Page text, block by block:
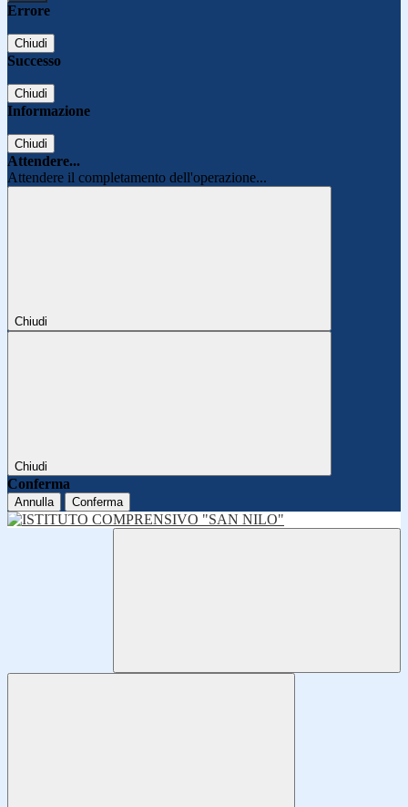
Errore
Chiudi
Successo
Chiudi
Informazione
Chiudi
Attendere...
Attendere il completamento dell'operazione...
Chiudi
Chiudi
Conferma
Annulla Conferma